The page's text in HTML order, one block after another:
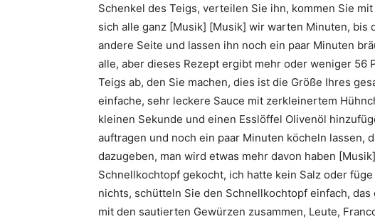
Schenkel des Teigs, verteilen Sie ihn, kommen Sie
sich alle ganz [Musik] [Musik] wir warten Minuten, bis
andere Seite und lassen ihn noch ein paar Minuten
alle, aber dieses Rezept ergibt mehr oder weniger 56
Teigs ab, den Sie machen, dies ist die Größe Ihres
einfache, sehr leckere Sauce mit zerkleinertem
kleinen Sekunde und einen Esslöffel Olivenöl
auftragen und noch ein paar Minuten köcheln lassen,
dazugeben, man wird etwas mehr davon haben
Schnellkochtopf gekocht, ich hatte kein Salz oder
nichts, schütteln Sie den Schnellkochtopf einfach,
mit den sautierten Gewürzen zusammen, Leute,